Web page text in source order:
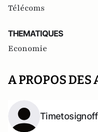
Télécoms
THEMATIQUES
Economie
A PROPOS DES